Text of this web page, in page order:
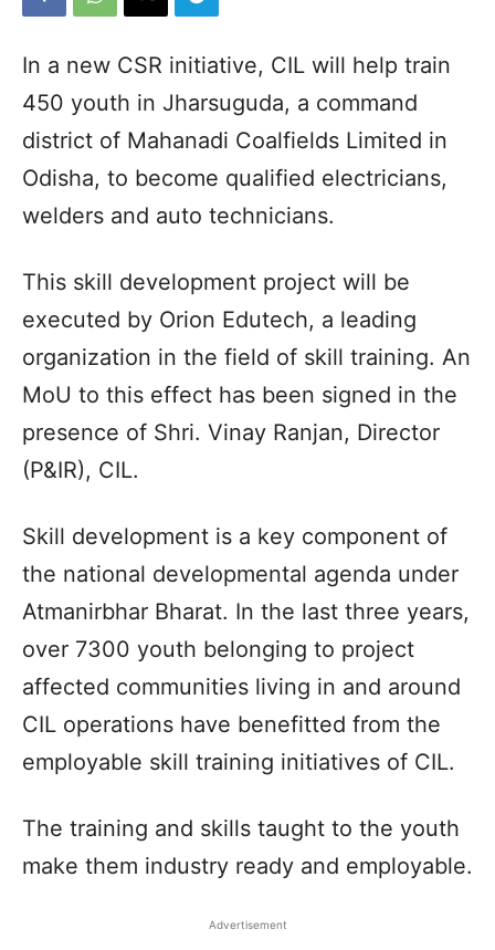
In a new CSR initiative, CIL will help train
450 youth in Jharsuguda, a command
district of Mahanadi Coalfields Limited in
Odisha, to become qualified electricians,
welders and auto technicians.
This skill development project will be
executed by Orion Edutech, a leading
organization in the field of skill training. An
MoU to this effect has been signed in the
presence of Shri. Vinay Ranjan, Director
(P&IR), CIL.
Skill development is a key component of
the national developmental agenda under
Atmanirbhar Bharat. In the last three years,
over 7300 youth belonging to project
affected communities living in and around
CIL operations have benefitted from the
employable skill training initiatives of CIL.
The training and skills taught to the youth
make them industry ready and employable.
Advertisement